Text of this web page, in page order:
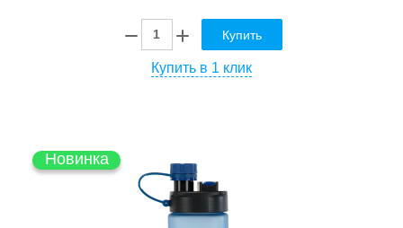
Купить
Купить в 1 клик
Новинка